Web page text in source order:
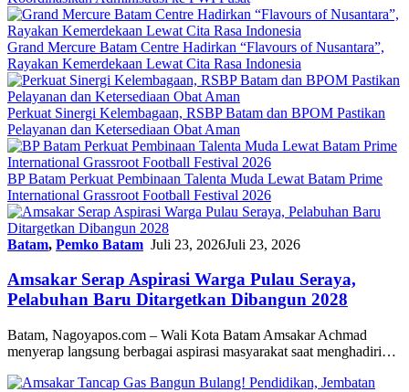
Grand Mercure Batam Centre Hadirkan “Flavours of Nusantara”,
Rayakan Kemerdekaan Lewat Cita Rasa Indonesia
Perkuat Sinergi Kelembagaan, RSBP Batam dan BPOM Pastikan
Pelayanan dan Ketersediaan Obat Aman
BP Batam Perkuat Pembinaan Talenta Muda Lewat Batam Prime
International Grassroot Football Festival 2026
Batam, Pemko Batam Juli 23, 2026Juli 23, 2026
Amsakar Serap Aspirasi Warga Pulau Seraya,
Pelabuhan Baru Ditargetkan Dibangun 2028
Batam, Nagoyapos.com – Wali Kota Batam Amsakar Achmad
menyerap langsung berbagai aspirasi masyarakat saat menghadiri…